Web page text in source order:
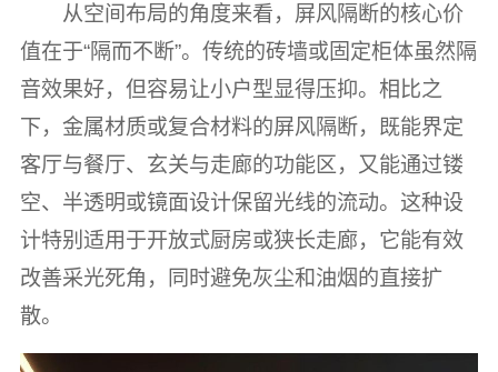
从空间布局的角度来看，屏风隔断的核心价
值在于“隔而不断”。传统的砖墙或固定柜体虽然隔
音效果好，但容易让小户型显得压抑。相比之
下，金属材质或复合材料的屏风隔断，既能界定
客厅与餐厅、玄关与走廊的功能区，又能通过镂
空、半透明或镜面设计保留光线的流动。这种设
计特别适用于开放式厨房或狭长走廊，它能有效
改善采光死角，同时避免灰尘和油烟的直接扩
散。